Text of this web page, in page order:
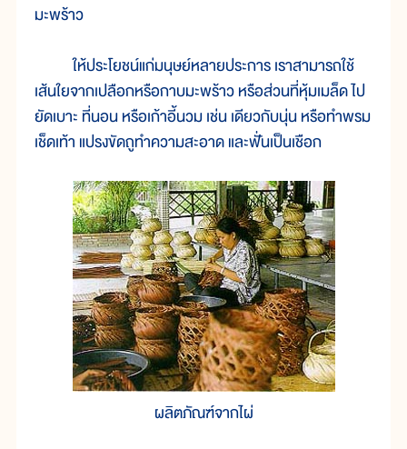
มะพร้าว
ให้ประโยชน์แก่มนุษย์หลายประการ เราสามารถใช้
เส้นใยจากเปลือกหรือกาบมะพร้าว หรือส่วนที่หุ้มเมล็ด ไป
ยัดเบาะ ที่นอน หรือเก้าอี้นวม เช่น เดียวกับนุ่น หรือทำพรม
เช็ดเท้า แปรงขัดถูทำความสะอาด และฟั่นเป็นเชือก
ผลิตภัณฑ์จากไผ่